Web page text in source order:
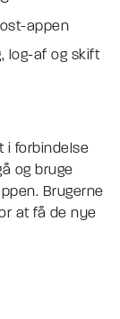
appen
log-af og skift
i forbindelse
og bruge
Brugerne
at få de nye